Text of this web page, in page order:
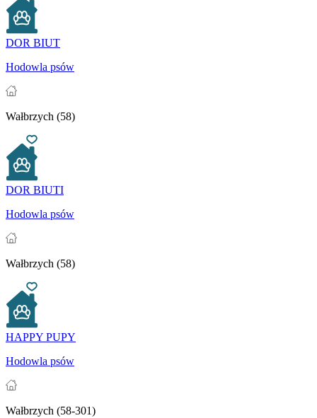
DOR BIUT
Hodowla psów
Wałbrzych (58)
DOR BIUTI
Hodowla psów
Wałbrzych (58)
HAPPY PUPY
Hodowla psów
Wałbrzych (58-301)